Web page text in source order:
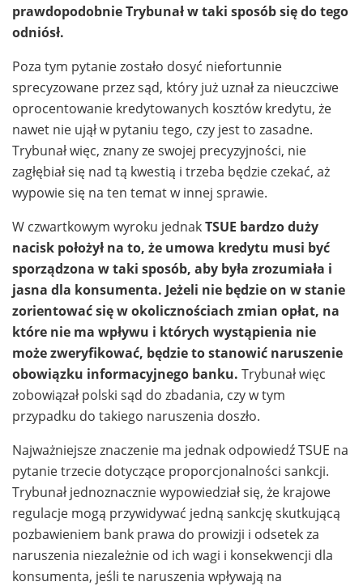
prawdopodobnie Trybunał w taki sposób się do tego
odniósł.
Poza tym pytanie zostało dosyć niefortunnie
sprecyzowane przez sąd, który już uznał za nieuczciwe
oprocentowanie kredytowanych kosztów kredytu, że
nawet nie ujął w pytaniu tego, czy jest to zasadne.
Trybunał więc, znany ze swojej precyzyjności, nie
zagłębiał się nad tą kwestią i trzeba będzie czekać, aż
wypowie się na ten temat w innej sprawie.
W czwartkowym wyroku jednakTSUE bardzo duży
nacisk położył na to, że umowa kredytu musi być
sporządzona w taki sposób, aby była zrozumiała i
jasna dla konsumenta. Jeżeli nie będzie on w stanie
zorientować się w okolicznościach zmian opłat, na
które nie ma wpływu i których wystąpienia nie
może zweryfikować, będzie to stanowić naruszenie
obowiązku informacyjnego banku. Trybunał więc
zobowiązał polski sąd do zbadania, czy w tym
przypadku do takiego naruszenia doszło.
Najważniejsze znaczenie ma jednak odpowiedź TSUE na
pytanie trzecie dotyczące proporcjonalności sankcji.
Trybunał jednoznacznie wypowiedział się, że krajowe
regulacje mogą przywidywać jedną sankcję skutkującą
pozbawieniem bank prawa do prowizji i odsetek za
naruszenia niezależnie od ich wagi i konsekwencji dla
konsumenta, jeśli te naruszenia wpływają na